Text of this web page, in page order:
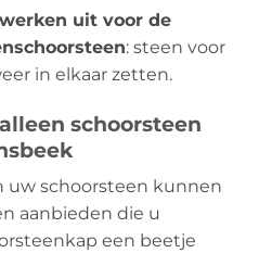
uit voor de
: steen voor
in elkaar zetten.
schoorsteen
uw schoorsteen kunnen
aanbieden die u
een beetje